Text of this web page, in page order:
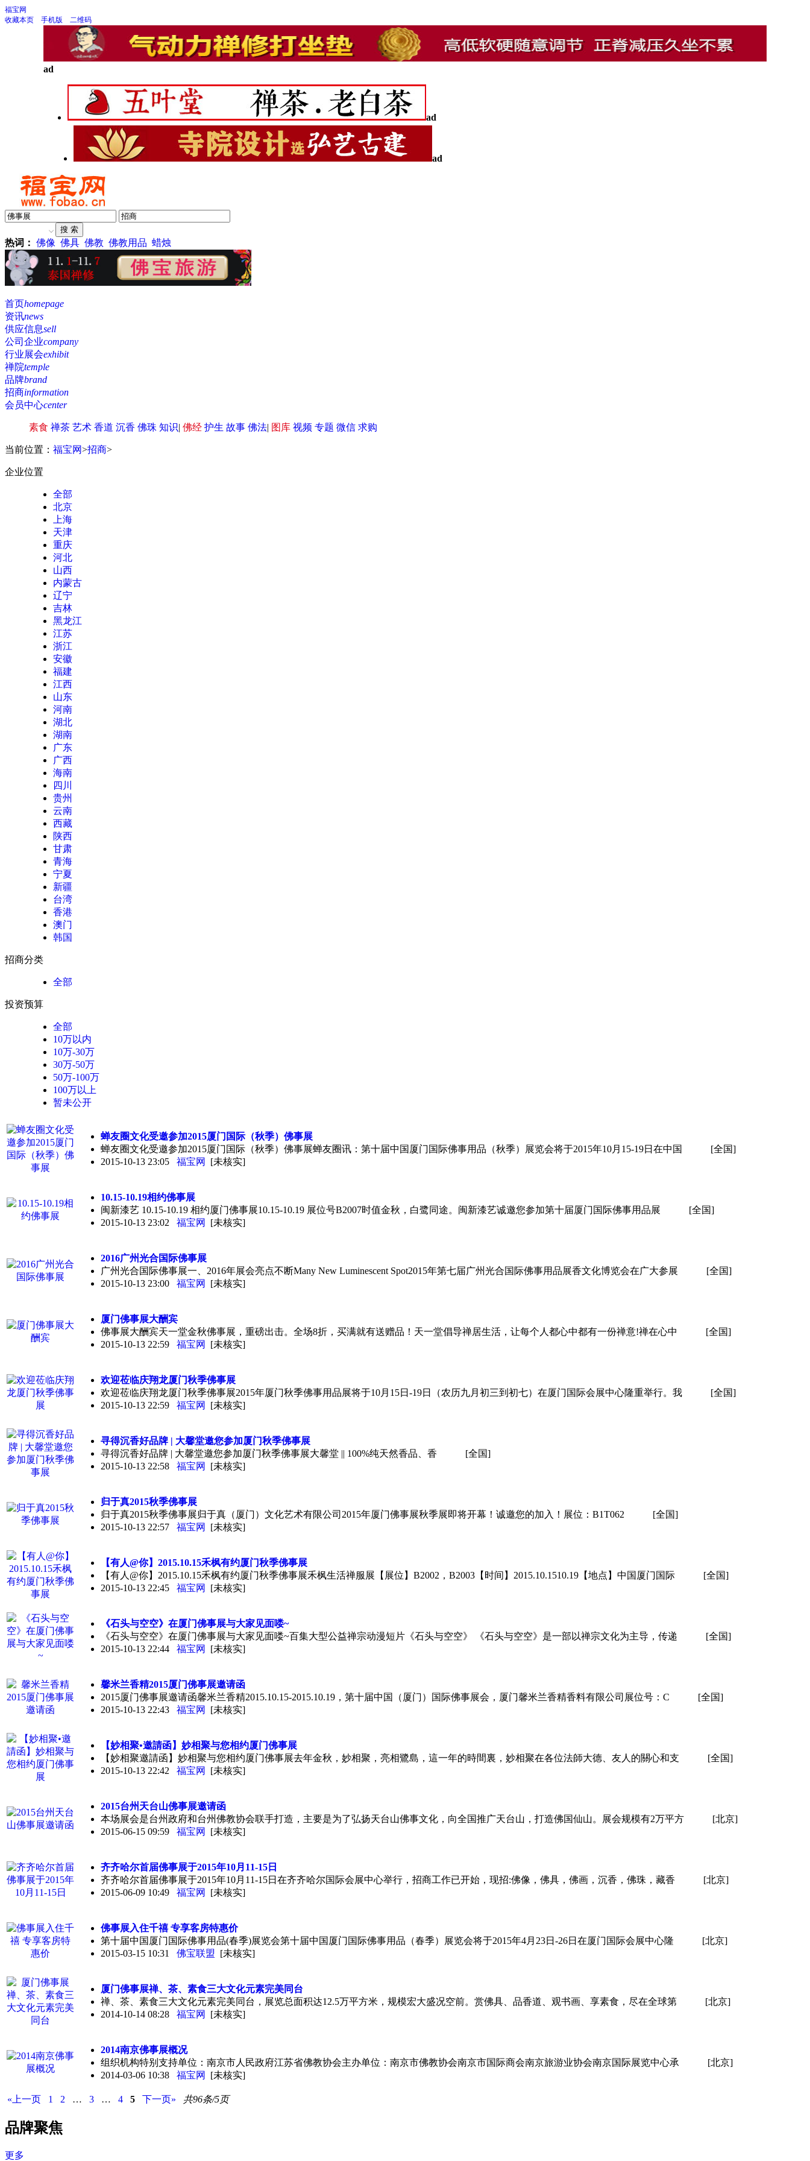
福宝网
收藏本页
手机版 二维码
ad
ad
ad
热词： 佛像 佛具 佛教 佛教用品 蜡烛
首页homepage
资讯news
供应信息sell
公司企业company
行业展会exhibit
禅院temple
品牌brand
招商information
会员中心center
素食 禅茶 艺术 香道 沉香 佛珠 知识| 佛经 护生 故事 佛法| 图库 视频 专题 微信 求购
当前位置： 福宝网>招商>
企业位置
全部
北京
上海
天津
重庆
河北
山西
内蒙古
辽宁
吉林
黑龙江
江苏
浙江
安徽
福建
江西
山东
河南
湖北
湖南
广东
广西
海南
四川
贵州
云南
西藏
陕西
甘肃
青海
宁夏
新疆
台湾
香港
澳门
韩国
招商分类
全部
投资预算
全部
10万以内
10万-30万
30万-50万
50万-100万
100万以上
暂未公开
蝉友圈文化受邀参加2015厦门国际（秋季） 佛事展
蝉友圈文化受邀参加2015厦门国际（秋季）佛事展蝉友圈讯：第十届中国厦门国际佛事用品（秋季）展览会将于2015年10月15-19日在中国
2015-10-13 23:05
福宝网 [未核实]
[全国]
10.15-10.19相约佛事展
闽新漆艺 10.15-10.19 相约厦门佛事展10.15-10.19 展位号B2007时值金秋，白鹭同途。闽新漆艺诚邀您参加第十届厦门国际佛事用品展
2015-10-13 23:02
福宝网 [未核实]
[全国]
2016广州光合国际佛事展
广州光合国际佛事展一、2016年展会亮点不断Many New Luminescent Spot2015年第七届广州光合国际佛事用品展香文化博览会在广大参展
2015-10-13 23:00
福宝网 [未核实]
[全国]
厦门佛事展大酬宾
佛事展大酬宾天一堂金秋佛事展，重磅出击。全场8折，买满就有送赠品！天一堂倡导禅居生活，让每个人都心中都有一份禅意!禅在心中
2015-10-13 22:59
福宝网 [未核实]
[全国]
欢迎莅临庆翔龙厦门秋季佛事展
欢迎莅临庆翔龙厦门秋季佛事展2015年厦门秋季佛事用品展将于10月15日-19日（农历九月初三到初七）在厦门国际会展中心隆重举行。我
2015-10-13 22:59
福宝网 [未核实]
[全国]
寻得沉香好品牌 | 大馨堂邀您参加厦门秋季佛事展
寻得沉香好品牌 | 大馨堂邀您参加厦门秋季佛事展 大馨堂 || 100%纯天然香品、香
2015-10-13 22:58
福宝网 [未核实]
[全国]
归于真2015秋季佛事展
归于真2015秋季佛事展归于真（厦门）文化艺术有限公司2015年厦门佛事展秋季展即将开幕！诚邀您的加入！展位：B1T062
2015-10-13 22:57
福宝网 [未核实]
[全国]
【有人@你】2015.10.15禾枫有约厦门秋季佛事展
【有人@你】2015.10.15禾枫有约厦门秋季佛事展禾枫生活禅服展【展位】B2002，B2003【时间】2015.10.1510.19【地点】中国厦门国际
2015-10-13 22:45
福宝网 [未核实]
[全国]
《石头与空空》在厦门佛事展与大家见面喽~
《石头与空空》在厦门佛事展与大家见面喽~百集大型公益禅宗动漫短片《石头与空空》 《石头与空空》是一部以禅宗文化为主导，传递
2015-10-13 22:44
福宝网 [未核实]
[全国]
馨米兰香精2015厦门佛事展邀请函
2015厦门佛事展邀请函馨米兰香精2015.10.15-2015.10.19，第十届中国（厦门）国际佛事展会，厦门馨米兰香精香料有限公司展位号：C
2015-10-13 22:43
福宝网 [未核实]
[全国]
【妙相聚•邀請函】妙相聚与您相约厦门佛事展
【妙相聚邀請函】妙相聚与您相约厦门佛事展去年金秋，妙相聚，亮相鷺島，這一年的時間裏，妙相聚在各位法師大德、友人的關心和支
2015-10-13 22:42
福宝网 [未核实]
[全国]
2015台州天台山佛事展邀请函
本场展会是台州政府和台州佛教协会联手打造，主要是为了弘扬天台山佛事文化，向全国推广天台山，打造佛国仙山。展会规模有2万平方
2015-06-15 09:59
福宝网 [未核实]
[北京]
齐齐哈尔首届佛事展于2015年10月11-15日
齐齐哈尔首届佛事展于2015年10月11-15日在齐齐哈尔国际会展中心举行，招商工作已开始，现招:佛像，佛具，佛画，沉香，佛珠，藏香
2015-06-09 10:49
福宝网 [未核实]
[北京]
佛事展入住千禧 专享客房特惠价
第十届中国厦门国际佛事用品(春季)展览会第十届中国厦门国际佛事用品（春季）展览会将于2015年4月23日-26日在厦门国际会展中心隆
2015-03-15 10:31
佛宝联盟 [未核实]
[北京]
厦门佛事展禅、茶、素食三大文化元素完美同台
禅、茶、素食三大文化元素完美同台，展览总面积达12.5万平方米，规模宏大盛况空前。赏佛具、品香道、观书画、享素食，尽在全球第
2014-10-14 08:28
福宝网 [未核实]
[北京]
2014南京佛事展概况
组织机构特别支持单位：南京市人民政府江苏省佛教协会主办单位：南京市佛教协会南京市国际商会南京旅游业协会南京国际展览中心承
2014-03-06 10:38
福宝网 [未核实]
[北京]
«上一页 1 2 … 3 … 4 5 下一页» 共96条/5页
品牌聚焦
更多